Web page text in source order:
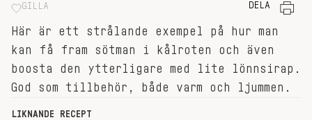
GILLA DELA
Här är ett strålande exempel på hur man
kan få fram sötman i kålroten och även
boosta den ytterligare med lite lönnsirap.
God som tillbehör, både varm och ljummen.
LIKNANDE RECEPT